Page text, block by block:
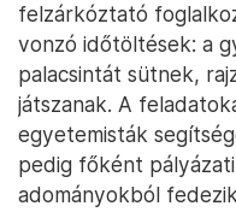
felzárkóztató
vonzó időtöltések: a
palacsintát sütnek,
játszanak. A
egyetemisták
pedig főként
adományokból